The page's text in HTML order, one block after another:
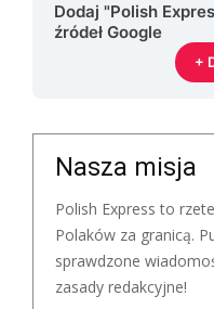
Dodaj "Polish
źródeł Google
+
Nasza misja
Polish Express to
Polaków za granicą.
sprawdzone
zasady redakcyjne!